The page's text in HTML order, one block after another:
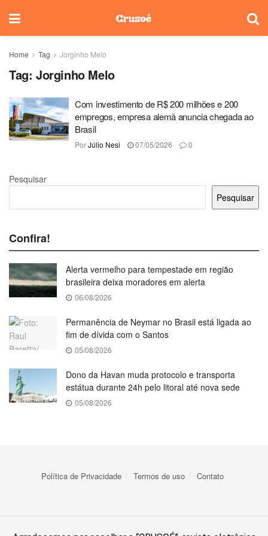
Home Tag Jorginho Melo
Tag: Jorginho Melo
Com investimento de R$ 200 milhões e 200
empregos, empresa alemã anuncia chegada ao
Brasil
PorJúlio Nesi 07/05/2026 0
Pesquisar
Pesquisar
Confira!
Alerta vermelho para tempestade em região
brasileira deixa moradores em alerta
06/08/2026
Permanência de Neymar no Brasil está ligada ao
fim de dívida com o Santos
05/08/2026
Dono da Havan muda protocolo e transporta
estátua durante 24h pelo litoral até nova sede
05/08/2026
Política de Privacidade Termos de uso Contato